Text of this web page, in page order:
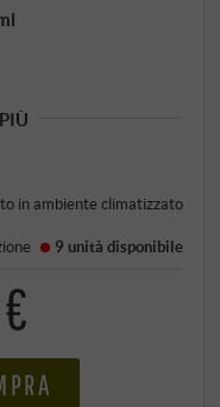
in ambiente climatizzato
9 unità disponibile